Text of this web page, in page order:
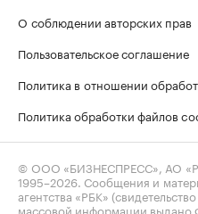
О соблюдении авторских прав
Пользовательское соглашение
Политика в отношении
Политика обработки файлов
© ООО «БИЗНЕСПРЕСС», АО
1995–2026 . Сообщения и
агентства «РБК»
массовой информации выдано